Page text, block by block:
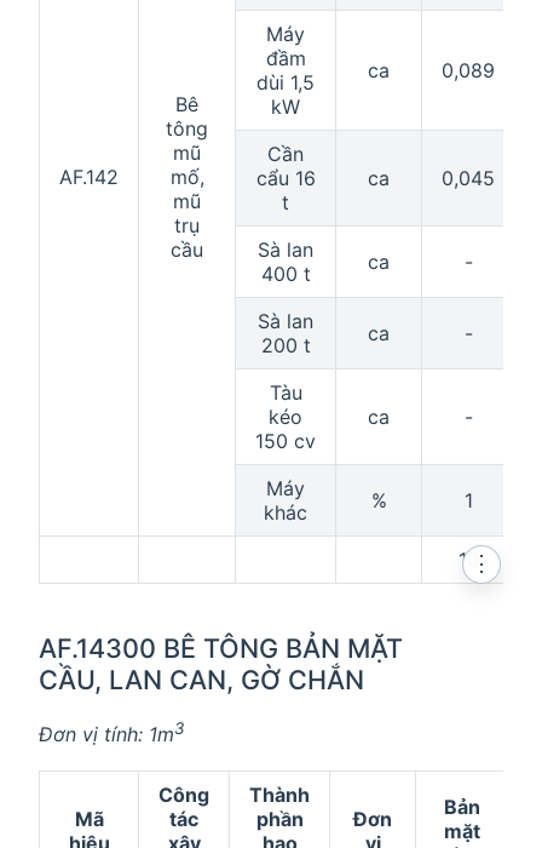
AF.142
Bê
tông
mũ
mố,
mũ
trụ
cầu
Máy
đầm
dùi 1,5
kW
ca 0,089
Cần
cẩu 16
t
ca 0,045
Sà lan
400 t
ca -
Sà lan
200 t
ca -
Tàu
kéo
150 cv
ca -
Máy
khác
% 1
10
AF.14300 BÊ TÔNG BẢN MẶT
CẦU, LAN CAN, GỜ CHẮN
⋮
Đơn vị tính: 1m3
Mã
hiệu
Công
tác
xây
Thành
phần
hao
Đơn
vị
Bản
mặt